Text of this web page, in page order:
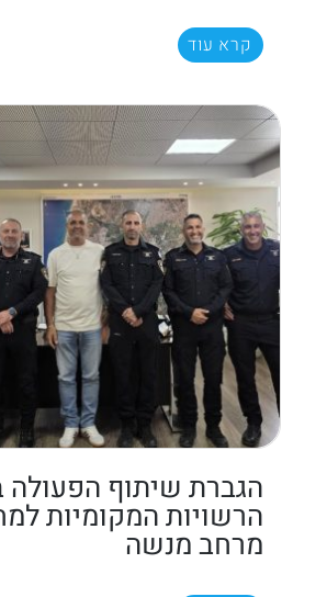
קרא עוד
הגברת שיתוף הפעולה
הרשויות המקומיות
מרחב מנשה